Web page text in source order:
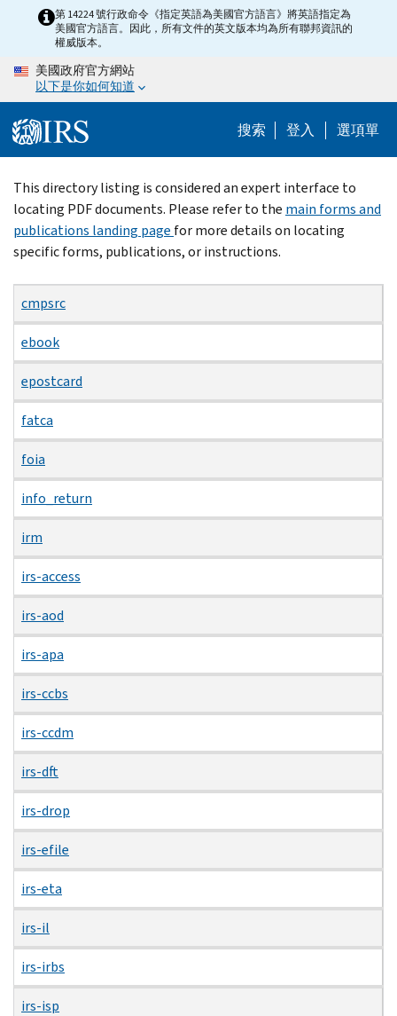
content
第 14224 號行政命令《指定英語為美國官方語言》將英語指定為
美國官方語言。因此，所有文件的英文版本均為所有聯邦資訊的
權威版本。
美國政府官方網站
以下是你如何知道
搜索 登入 選項單
Beginning
of
main
content
This directory listing is considered an expert interface to
locating PDF documents. Please refer to the main forms and
publications landing page for more details on locating
specific forms, publications, or instructions.
cmpsrc
ebook
epostcard
fatca
foia
info_return
irm
irs-access
irs-aod
irs-apa
irs-ccbs
irs-ccdm
irs-dft
irs-drop
irs-efile
irs-eta
irs-il
irs-irbs
irs-isp